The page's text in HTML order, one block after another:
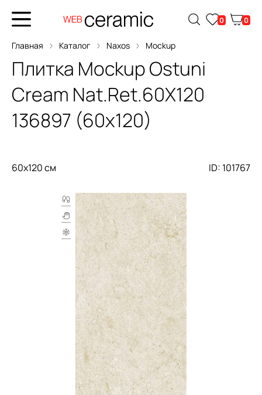
0 0
Главная Каталог Naxos Mockup
Плитка Mockup Ostuni
Cream Nat.Ret.60X120
136897 (60x120)
60x120 см ID: 101767